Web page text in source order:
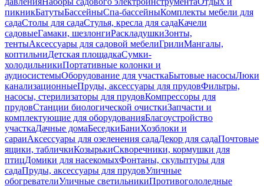
пикникБатутыБассейныСпа-бассейныКомплекты мебели для
садаСтолы для садаСтулья, кресла для садаКачели
садовыеГамаки, шезлонгиРаскладушкиЗонты,
тентыАксессуары для садовой мебелиГрилиМангалы,
коптильниДетская площадкаСумки-
холодильникиПортативные колонки и
аудиосистемыОборудование для участкаБытовые насосыЛюки
канализационныеПруды, аксессуары для прудовФильтры,
насосы, стерилизаторы для прудовКомпрессоры для
прудовСтанции биологической очисткиЗапчасти и
комплектующие для оборудованияБлагоустройство
участкаДачные домаБеседкиБаниХозблоки и
сараиАксессуары для озеленения садаДекор для садаПочтовые
ящики, табличкиКозырькиСкворечники, кормушки для
птицДомики для насекомыхФонтаны, скульптуры для
садаПруды, аксессуары для прудовУличные
обогревателиУличные светильникиПротивогололедные